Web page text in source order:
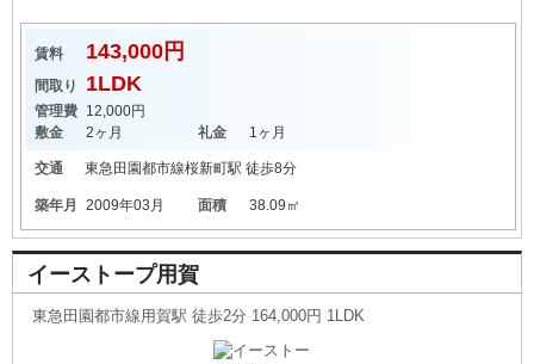
賃料 143,000円
間取り 1LDK
管理費 12,000円
敷金
2ヶ月 礼金 1ヶ月
交通 東急田園都市線桜新町駅 徒歩8分
築年月 2009年03月 面積 38.09㎡
イーストープ用賀
東急田園都市線用賀駅 徒歩2分 164,000円 1LDK